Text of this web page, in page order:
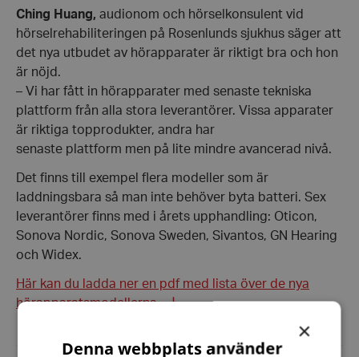
Ching Huang, audionom och hörselkonsulent vid
hörselrehabiliteringen på Rosenlunds sjukhus säger att
det nya utbudet av hörapparater är riktigt bra och hon
är nöjd.
– Vi har fått in hörapparater med senaste tekniska
plattform från alla stora leverantörer. Vissa apparater
är riktiga topprodukter, andra har
senaste plattform men på lite mindre avancerad nivå.
Det finns till exempel flera modeller som är
laddningsbara så man inte behöver byta batteri. Sex
leverantörer finns med i årets upphandling: Oticon,
Sonova Nordic, Sonova Sweden, Sivantos, GN Hearing
och Widex.
Här kan du ladda ner en pdf med lista över de nya
hörapparatsmodellerna.
×
Denna webbplats använder